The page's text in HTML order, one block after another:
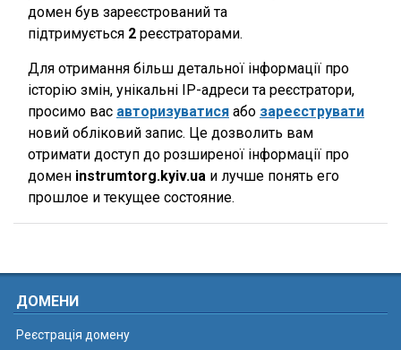
домен був зареєстрований та
підтримується 2 реєстраторами.
Для отримання більш детальної інформації про
історію змін, унікальні IP-адреси та реєстратори,
просимо вас авторизуватися або зареєструвати
новий обліковий запис. Це дозволить вам
отримати доступ до розширеної інформації про
домен instrumtorg.kyiv.ua и лучше понять его
прошлое и текущее состояние.
ДОМЕНИ
Реєстрація домену